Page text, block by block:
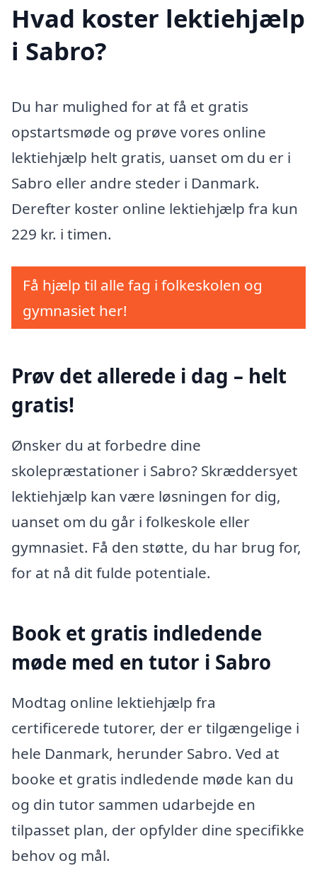
Hvad koster lektiehjælp
i Sabro?
Du har mulighed for at få et gratis
opstartsmøde og prøve vores online
lektiehjælp helt gratis, uanset om du er i
Sabro eller andre steder i Danmark.
Derefter koster online lektiehjælp fra kun
229 kr. i timen.
Få hjælp til alle fag i folkeskolen og
gymnasiet her!
Prøv det allerede i dag – helt
gratis!
Ønsker du at forbedre dine
skolepræstationer i Sabro? Skræddersyet
lektiehjælp kan være løsningen for dig,
uanset om du går i folkeskole eller
gymnasiet. Få den støtte, du har brug for,
for at nå dit fulde potentiale.
Book et gratis indledende
møde med en tutor i Sabro
Modtag online lektiehjælp fra
certificerede tutorer, der er tilgængelige i
hele Danmark, herunder Sabro. Ved at
booke et gratis indledende møde kan du
og din tutor sammen udarbejde en
tilpasset plan, der opfylder dine specifikke
behov og mål.